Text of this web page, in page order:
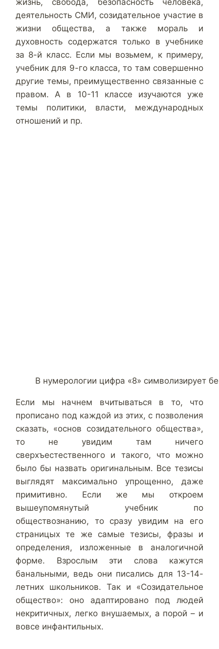
жизнь, свобода, безопасность человека,
деятельность СМИ, созидательное участие в
жизни общества, а также мораль и
духовность содержатся только в учебнике
за 8-й класс. Если мы возьмем, к примеру,
учебник для 9-го класса, то там совершенно
другие темы, преимущественно связанные с
правом. А в 10-11 классе изучаются уже
темы политики, власти, международных
отношений и пр.
В нумерологии цифра «8» символизирует
Если мы начнем вчитываться в то, что
прописано под каждой из этих, с позволения
сказать, «основ созидательного общества»,
то не увидим там ничего
сверхъестественного и такого, что можно
было бы назвать оригинальным. Все тезисы
выглядят максимально упрощенно, даже
примитивно. Если же мы откроем
вышеупомянутый учебник по
обществознанию, то сразу увидим на его
страницых те же самые тезисы, фразы и
определения, изложенные в аналогичной
форме. Взрослым эти слова кажутся
банальными, ведь они писались для 13-14-
летних школьников. Так и «Созидательное
общество»: оно адаптировано под людей
некритичных, легко внушаемых, а порой – и
вовсе инфантильных.